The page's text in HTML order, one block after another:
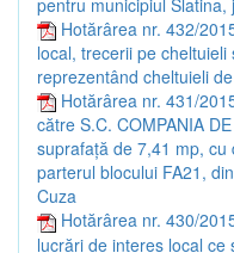
Hotărârea nr. 432/
local, trecerii pe
reprezentând cheltuieli
Hotărârea nr. 431/
către S.C. COMPANIA
suprafață de 7,41 mp,
parterul blocului FA21,
Cuza
Hotărârea nr. 430/
lucrări de interes local